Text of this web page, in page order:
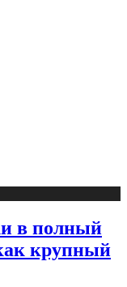
в полный
крупный